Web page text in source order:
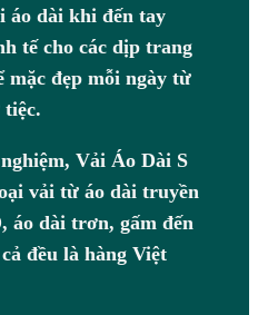
áo dài khi đến tay
tế cho các dịp trang
mặc đẹp mỗi ngày từ
tiệc.
Vải Áo Dài S
vải từ áo dài truyền
áo dài trơn, gấm đến
đều là hàng Việt